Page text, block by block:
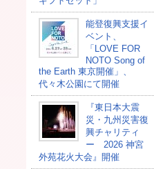
能登復興支援イ
ベント、
「LOVE FOR
NOTO Song of
the Earth 東京開催」、
代々木公園にて開催
『東日本大震
災・九州災害復
興チャリティ
ー 2026 神宮
外苑花火大会』開催